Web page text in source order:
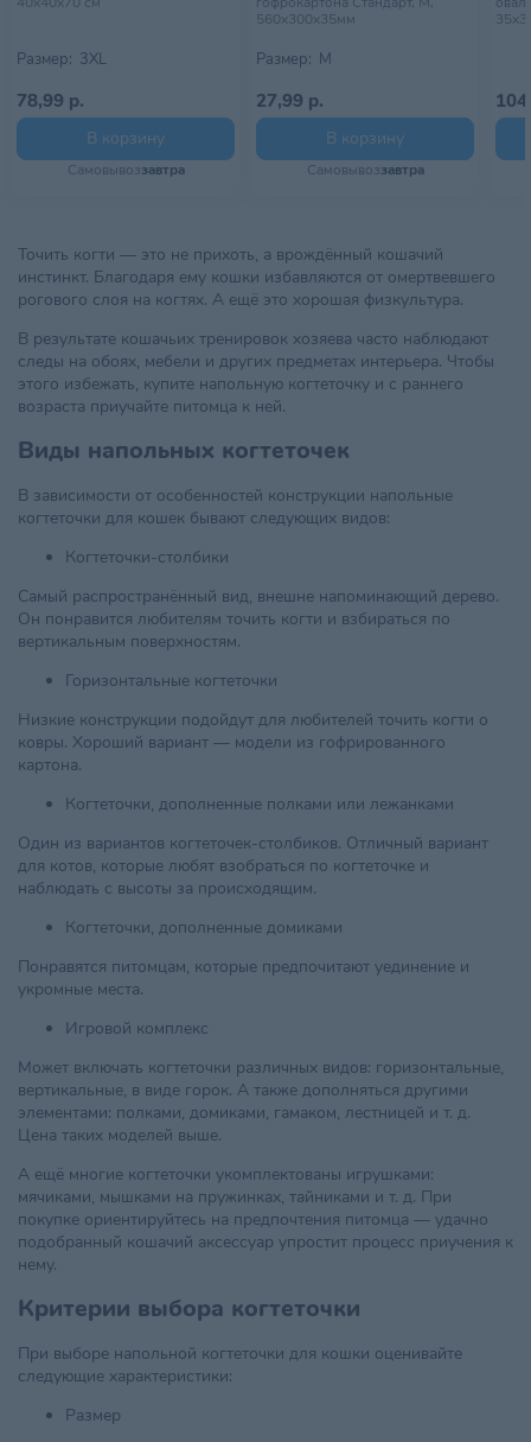
Размер: 3XL
78,99 р.
В корзину
Самовывоззавтра
560х300х35мм
Размер: M
27,99 р.
В корзину
Самовывоззавтра
Точить когти — это не прихоть, а врождённый кошачий
инстинкт. Благодаря ему кошки избавляются от омертвевшего
рогового слоя на когтях. А ещё это хорошая физкультура.
В результате кошачьих тренировок хозяева часто наблюдают
следы на обоях, мебели и других предметах интерьера. Чтобы
этого избежать, купите напольную когтеточку и с раннего
возраста приучайте питомца к ней.
Виды напольных когтеточек
В зависимости от особенностей конструкции напольные
когтеточки для кошек бывают следующих видов:
Когтеточки-столбики
Самый распространённый вид, внешне напоминающий дерево.
Он понравится любителям точить когти и взбираться по
вертикальным поверхностям.
Горизонтальные когтеточки
Низкие конструкции подойдут для любителей точить когти о
ковры. Хороший вариант — модели из гофрированного
картона.
Когтеточки, дополненные полками или лежанками
Один из вариантов когтеточек-столбиков. Отличный вариант
для котов, которые любят взобраться по когтеточке и
наблюдать с высоты за происходящим.
Когтеточки, дополненные домиками
Понравятся питомцам, которые предпочитают уединение и
укромные места.
Игровой комплекс
Может включать когтеточки различных видов: горизонтальные,
вертикальные, в виде горок. А также дополняться другими
элементами: полками, домиками, гамаком, лестницей и т. д.
Цена таких моделей выше.
А ещё многие когтеточки укомплектованы игрушками:
мячиками, мышками на пружинках, тайниками и т. д. При
покупке ориентируйтесь на предпочтения питомца — удачно
подобранный кошачий аксессуар упростит процесс приучения к
нему.
Критерии выбора когтеточки
При выборе напольной когтеточки для кошки оценивайте
следующие характеристики:
Размер